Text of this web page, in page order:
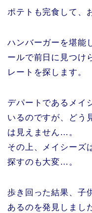
ポテトも完食して、
ハンバーガーを堪能
ールで前日に見つけ
レートを探します。
デパートであるメイ
いるのですが、どう
は見えません…。
その上、メイシーズ
探すのも大変…。
歩き回った結果、子
あるのを発見しまし